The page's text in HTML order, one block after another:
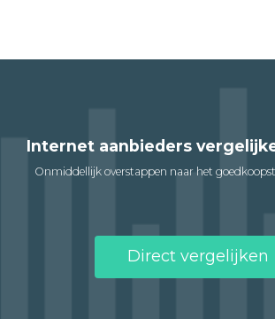
Internet aanbieders
Onmiddellijk overstappen naar het
Direct vergelijken